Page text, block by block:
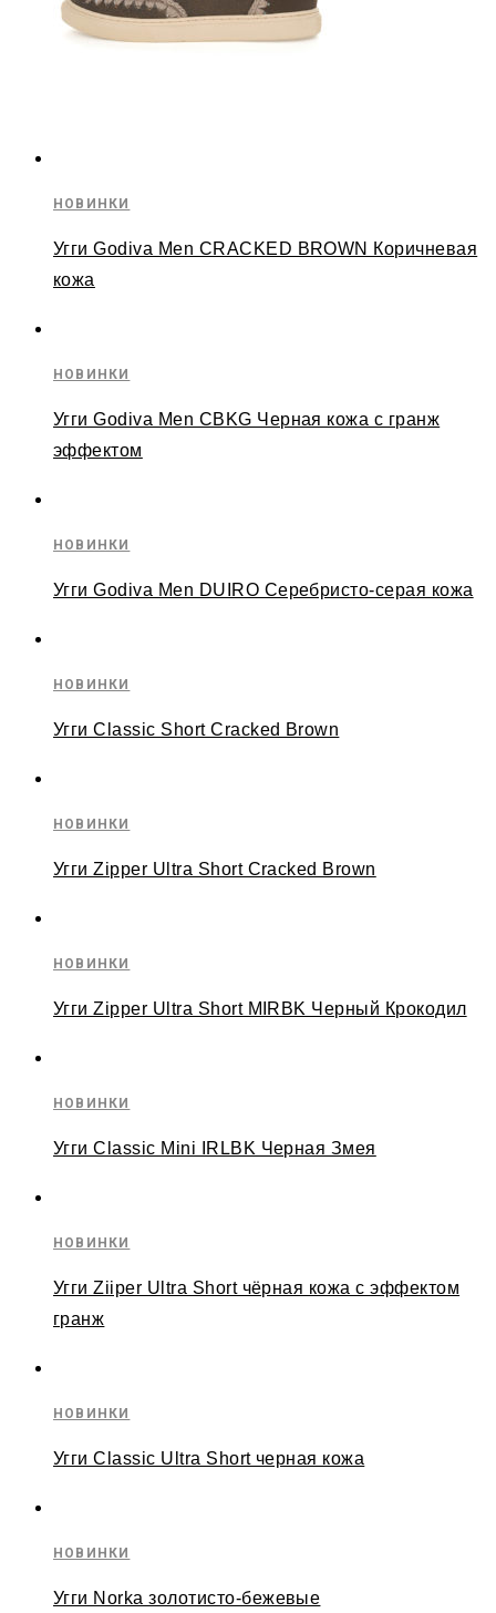
НОВИНКИ
Угги Godiva Men CRACKED BROWN Коричневая
кожа
НОВИНКИ
Угги Godiva Men CBKG Черная кожа с гранж
эффектом
НОВИНКИ
Угги Godiva Men DUIRO Серебристо-серая кожа
НОВИНКИ
Угги Classic Short Cracked Brown
НОВИНКИ
Угги Zipper Ultra Short Cracked Brown
НОВИНКИ
Угги Zipper Ultra Short MIRBK Черный Крокодил
НОВИНКИ
Угги Classic Mini IRLBK Черная Змея
НОВИНКИ
Угги Ziiper Ultra Short чёрная кожа с эффектом
гранж
НОВИНКИ
Угги Classic Ultra Short черная кожа
НОВИНКИ
Угги Norka золотисто-бежевые